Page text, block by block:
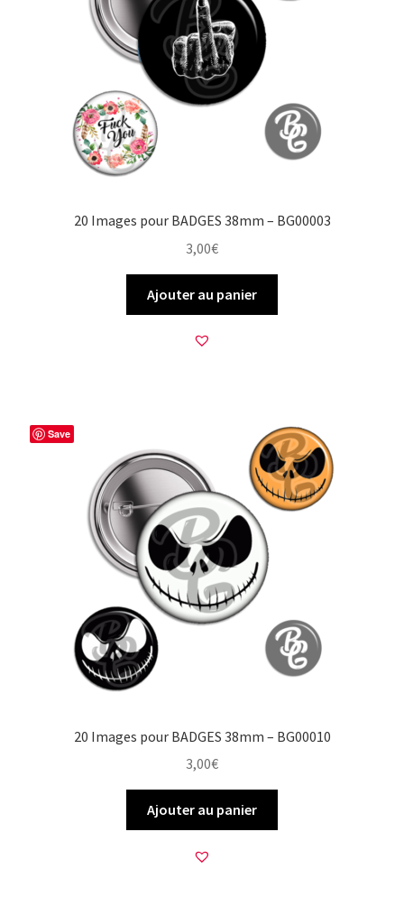
20 Images pour BADGES 38mm – BG00003
3,00€
Ajouter au panier
Save
20 Images pour BADGES 38mm – BG00010
3,00€
Ajouter au panier